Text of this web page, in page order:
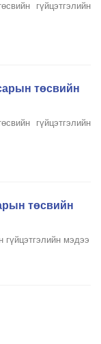
гүйцэтгэлийн
төсвийн
гүйцэтгэлийн
төсвийн
гүйцэтгэлийн мэдээ